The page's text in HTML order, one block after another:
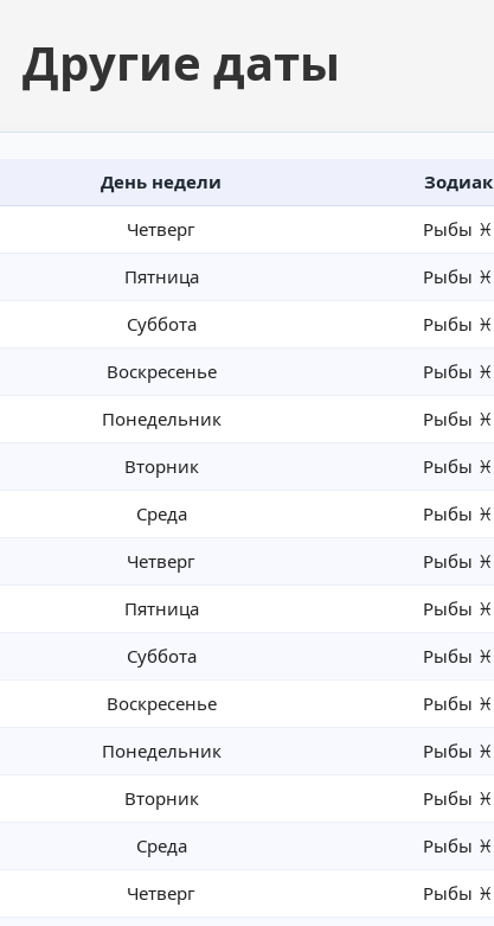
Другие даты
День недели Зодиак
Четверг Рыбы ♓
Пятница Рыбы ♓
Суббота Рыбы ♓
Воскресенье Рыбы ♓
Понедельник Рыбы ♓
Вторник Рыбы ♓
Среда Рыбы ♓
Четверг Рыбы ♓
Пятница Рыбы ♓
Суббота Рыбы ♓
Воскресенье Рыбы ♓
Понедельник Рыбы ♓
Вторник Рыбы ♓
Среда Рыбы ♓
Четверг Рыбы ♓